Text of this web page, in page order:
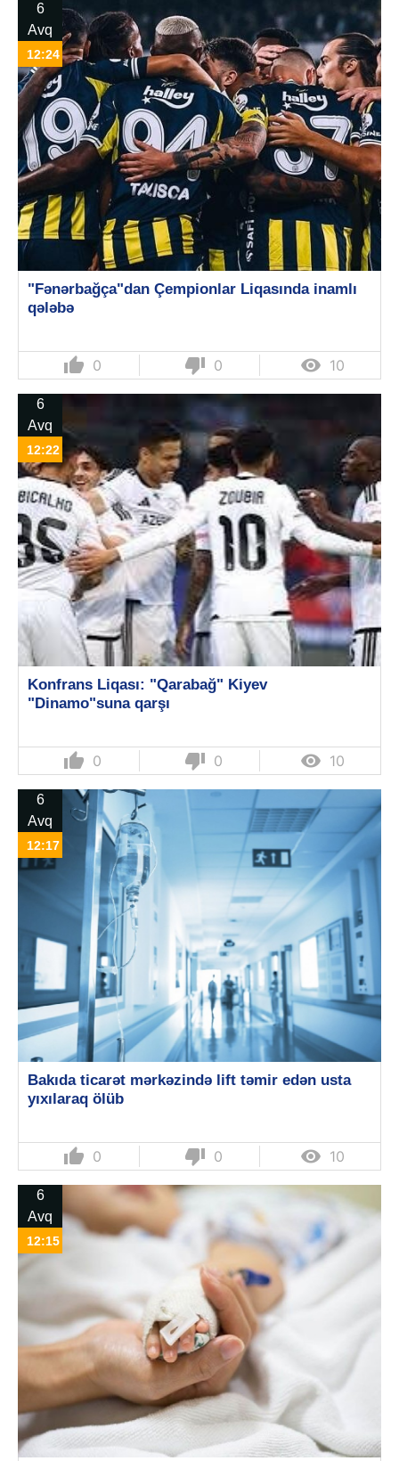
6
Avq
12:24
"Fənərbağça"dan Çempionlar Liqasında inamlı
qələbə
thumb_up 0 thumb_down 0  10
6
Avq
12:22
Konfrans Liqası: "Qarabağ" Kiyev
"Dinamo"suna qarşı
thumb_up 0 thumb_down 0  10
6
Avq
12:17
Bakıda ticarət mərkəzində lift təmir edən usta
yıxılaraq ölüb
thumb_up 0 thumb_down 0  10
6
Avq
12:15